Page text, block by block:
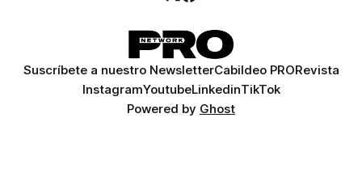
Suscríbete a nuestro NewsletterCabildeo PRORevista
InstagramYoutubeLinkedinTikTok
Powered by Ghost